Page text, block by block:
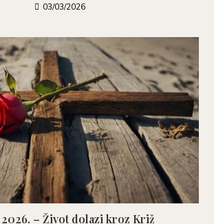
03/03/2026
2026. – Život dolazi kroz Križ